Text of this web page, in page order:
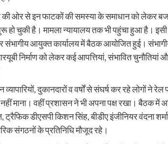
की ओर से इन फाटकों की समस्या के समाधान को लेकर
हो चुकी है। मामला न्यायालय तक भी पहुंचा हुआ है।
संभागीय आयुक्त कार्यालय में बैठक आयोजित हुई।
निर्माण को लेकर कई आपत्तियां, संभावित चुनौतियां
व्यापारियों, दुकानदारों व वर्षों से संघर्ष कर रहे लोगों
माना। वहीं प्रशासन ने भी अपना पक्ष रखा। बैठक
ट्रैफिक डीएसपी किशन सिंह, बीडीए इंजीनियर वंदना
संगठनों के प्रतिनिधि मौजूद रहे।